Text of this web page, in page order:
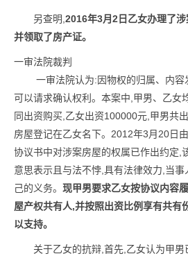
另查明, 2016年3月2日乙女办理了
并领取了房产证。
一审法院裁判
一审法院认为:因物权的归属、内容
可以请求确认权利。本案中,甲男、乙女
同出资购买,乙女出资100000元,甲男共
房屋登记在乙女名下。2012年3月20日
协议书中对涉案房屋的权属已作出约定,
意思表示且与法不悖,具有法律效力,当事
己的义务。 现甲男要求乙女按协议内容
屋产权共有人,并按照出资比例享有共有
以支持。
关于乙女的抗辩,首先,乙女认为甲